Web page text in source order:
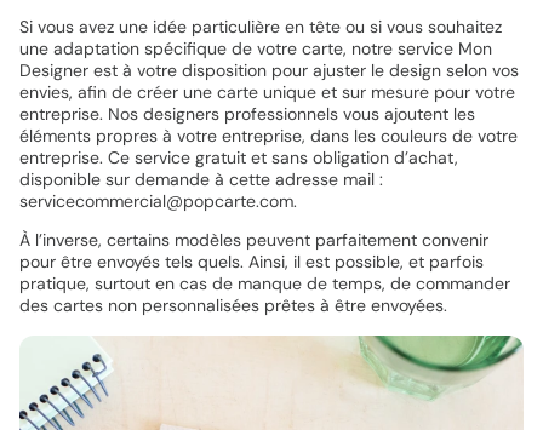
Si vous avez une idée particulière en tête ou si vous souhaitez
une adaptation spécifique de votre carte, notre service Mon
Designer est à votre disposition pour ajuster le design selon vos
envies, afin de créer une carte unique et sur mesure pour votre
entreprise. Nos designers professionnels vous ajoutent les
éléments propres à votre entreprise, dans les couleurs de votre
entreprise. Ce service gratuit et sans obligation d’achat,
disponible sur demande à cette adresse mail :
servicecommercial@popcarte.com.
À l’inverse, certains modèles peuvent parfaitement convenir
pour être envoyés tels quels. Ainsi, il est possible, et parfois
pratique, surtout en cas de manque de temps, de commander
des cartes non personnalisées prêtes à être envoyées.